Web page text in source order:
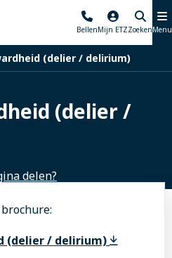
BellenMijn ETZZoekenMenu
(delier / delirium)
(delier /
delen?
(delier / delirium)